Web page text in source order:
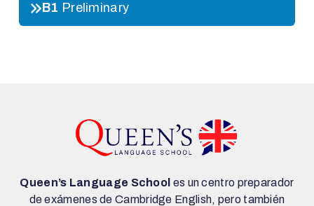
B1 Preliminary
Queen’s Language School es un centro preparador
de exámenes de Cambridge English, pero también